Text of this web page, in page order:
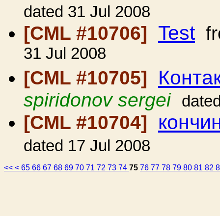
dated 31 Jul 2008
[CML #10706] Test
31 Jul 2008
[CML #10705]
spiridonov sergei
[CML #10704]
dated 17 Jul 2008
<< < 65 66 67 68 69 70 71 72 73 74 75 76 77 78 79 80 81 82